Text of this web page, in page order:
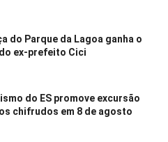
do Parque da Lagoa ganha o
ex-prefeito Cici
do ES promove excursão
chifrudos em 8 de agosto